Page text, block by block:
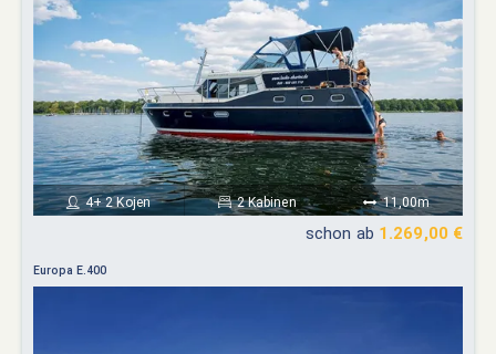
4+ 2 Kojen 2 Kabinen 11,00m
schon ab 1.269,00 €
Europa E.400